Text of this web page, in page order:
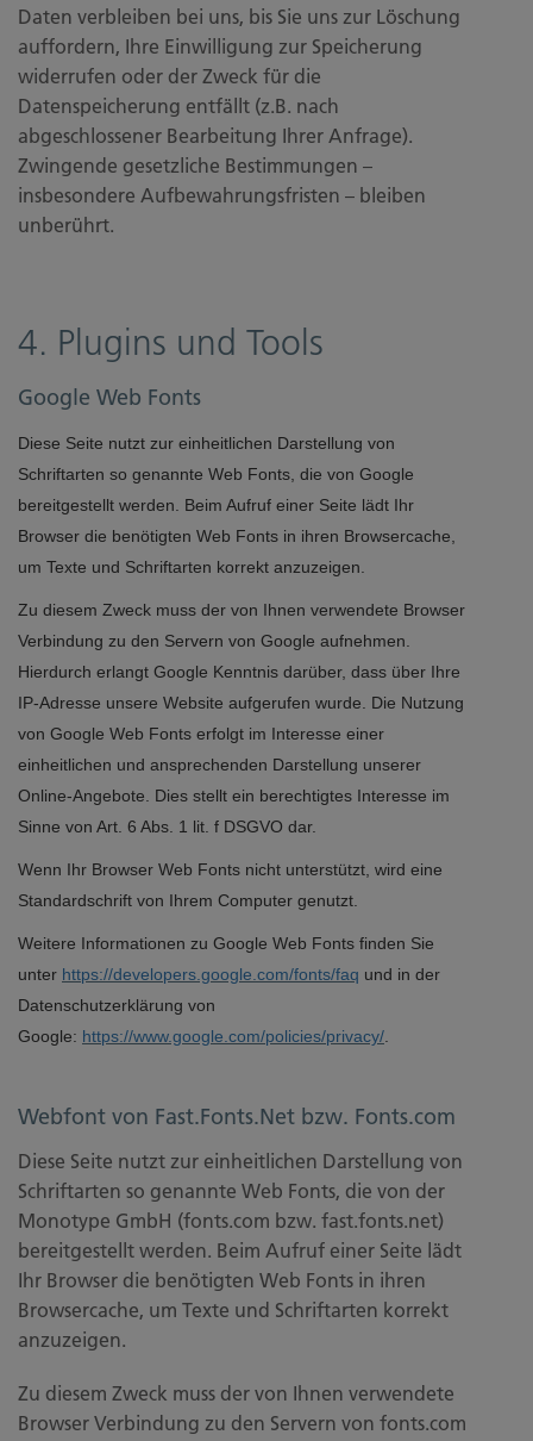
Daten verbleiben bei uns, bis Sie uns zur Löschung
auffordern, Ihre Einwilligung zur Speicherung
widerrufen oder der Zweck für die
Datenspeicherung entfällt (z.B. nach
abgeschlossener Bearbeitung Ihrer Anfrage).
Zwingende gesetzliche Bestimmungen –
insbesondere Aufbewahrungsfristen – bleiben
unberührt.
4. Plugins und Tools
Google Web Fonts
Diese Seite nutzt zur einheitlichen Darstellung von
Schriftarten so genannte Web Fonts, die von Google
bereitgestellt werden. Beim Aufruf einer Seite lädt Ihr
Browser die benötigten Web Fonts in ihren Browsercache,
um Texte und Schriftarten korrekt anzuzeigen.
Zu diesem Zweck muss der von Ihnen verwendete Browser
Verbindung zu den Servern von Google aufnehmen.
Hierdurch erlangt Google Kenntnis darüber, dass über Ihre
IP-Adresse unsere Website aufgerufen wurde. Die Nutzung
von Google Web Fonts erfolgt im Interesse einer
einheitlichen und ansprechenden Darstellung unserer
Online-Angebote. Dies stellt ein berechtigtes Interesse im
Sinne von Art. 6 Abs. 1 lit. f DSGVO dar.
Wenn Ihr Browser Web Fonts nicht unterstützt, wird eine
Standardschrift von Ihrem Computer genutzt.
Weitere Informationen zu Google Web Fonts finden Sie
unter https://developers.google.com/fonts/faq und in der
Datenschutzerklärung von
Google: https://www.google.com/policies/privacy/
Webfont von Fast.Fonts.Net bzw. Fonts.com
Diese Seite nutzt zur einheitlichen Darstellung von
Schriftarten so genannte Web Fonts, die von der
Monotype GmbH (fonts.com bzw. fast.fonts.net)
bereitgestellt werden. Beim Aufruf einer Seite lädt
Ihr Browser die benötigten Web Fonts in ihren
Browsercache, um Texte und Schriftarten korrekt
anzuzeigen.
Zu diesem Zweck muss der von Ihnen verwendete
Browser Verbindung zu den Servern von fonts.com